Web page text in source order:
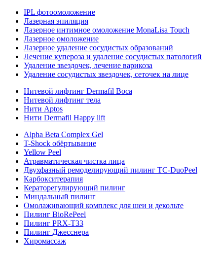
IPL фотоомоложение
Лазерная эпиляция
Лазерное интимное омоложение MonaLisa Touch
Лазерное омоложение
Лазерное удаление сосудистых образований
Лечение купероза и удаление сосудистых патологий
Удаление звездочек, лечение варикоза
Удаление сосудистых звездочек, сеточек на лице
Нитевой лифтинг Dermafil Boca
Нитевой лифтинг тела
Нити Aptos
Нити Dermafil Happy lift
Alpha Beta Complex Gel
T-Shock обёртывание
Yellow Peel
Атравматическая чистка лица
Двухфазный ремоделирующий пилинг TC-DuoPeel
Карбокситерапия
Кераторегулирующий пилинг
Миндальный пилинг
Омолаживающий комплекс для шеи и декольте
Пилинг BioRePeel
Пилинг PRX-T33
Пилинг Джесснера
Хиромассаж